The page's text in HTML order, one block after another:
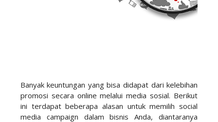
Banyak keuntungan yang bisa didapat dari kelebihan
promosi secara online melalui media sosial. Berikut
ini terdapat beberapa alasan untuk memilih social
media campaign dalam bisnis Anda, diantaranya